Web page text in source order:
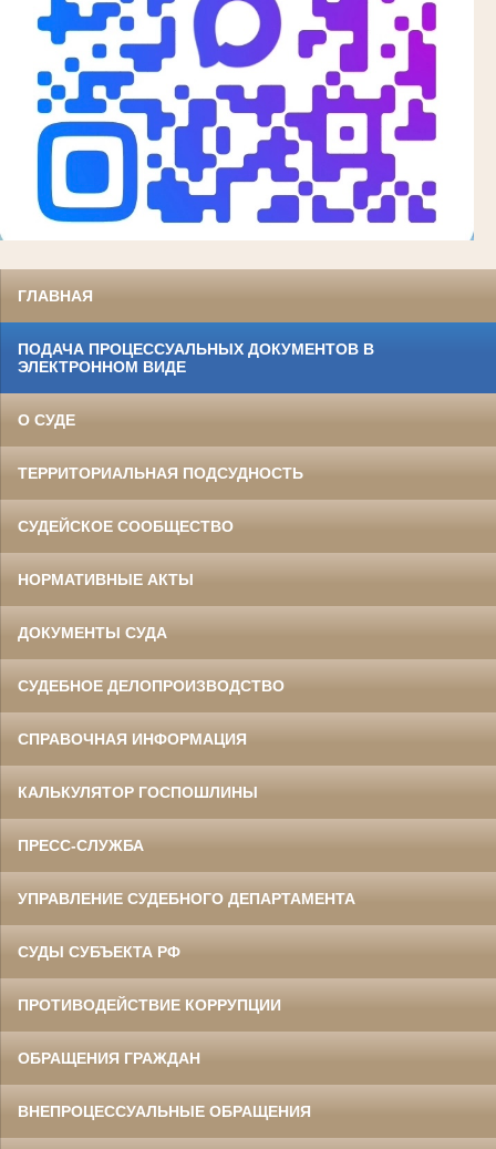
ГЛАВНАЯ
ПОДАЧА ПРОЦЕССУАЛЬНЫХ ДОКУМЕНТОВ В
ЭЛЕКТРОННОМ ВИДЕ
О СУДЕ
ТЕРРИТОРИАЛЬНАЯ ПОДСУДНОСТЬ
СУДЕЙСКОЕ СООБЩЕСТВО
НОРМАТИВНЫЕ АКТЫ
ДОКУМЕНТЫ СУДА
СУДЕБНОЕ ДЕЛОПРОИЗВОДСТВО
СПРАВОЧНАЯ ИНФОРМАЦИЯ
КАЛЬКУЛЯТОР ГОСПОШЛИНЫ
ПРЕСС-СЛУЖБА
УПРАВЛЕНИЕ СУДЕБНОГО ДЕПАРТАМЕНТА
СУДЫ СУБЪЕКТА РФ
ПРОТИВОДЕЙСТВИЕ КОРРУПЦИИ
ОБРАЩЕНИЯ ГРАЖДАН
ВНЕПРОЦЕССУАЛЬНЫЕ ОБРАЩЕНИЯ